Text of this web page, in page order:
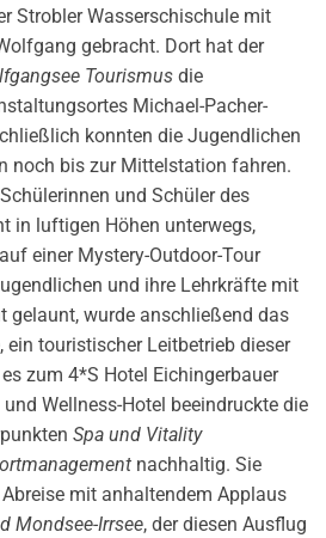
Strobler Wasserschischule mit
gebracht. Dort hat der
Tourismus die
Michael-Pacher-
konnten die Jugendlichen
noch bis zur Mittelstation fahren.
und Schüler des
in luftigen Höhen unterwegs,
einer Mystery-Outdoor-Tour
und ihre Lehrkräfte mit
gelaunt, wurde anschließend das
ein touristischer Leitbetrieb dieser
zum 4*S Hotel Eichingerbauer
Wellness-Hotel beeindruckte die
Spa und Vitality
nachhaltig. Sie
mit anhaltendem Applaus
Mondsee-Irrsee, der diesen Ausflug